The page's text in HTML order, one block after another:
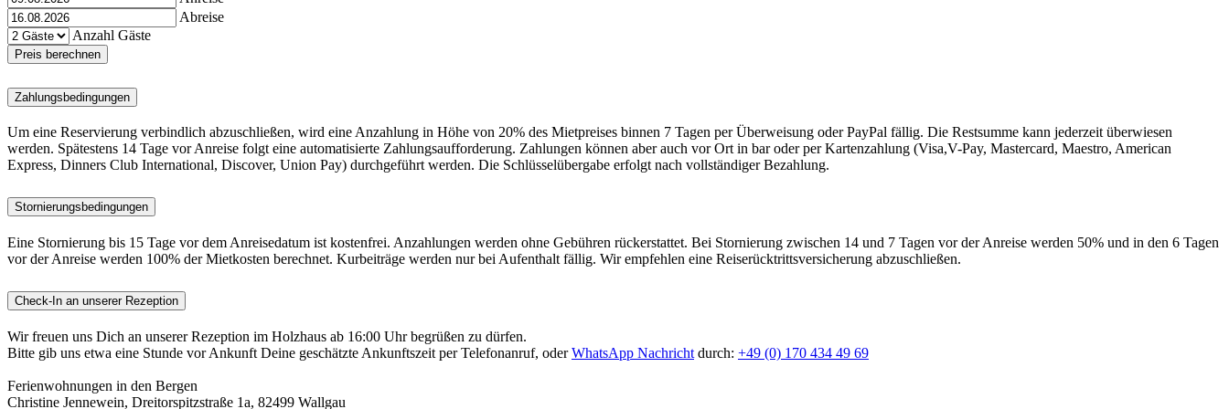
Abreise
Anzahl Gäste
Preis berechnen
Zahlungsbedingungen
Um eine Reservierung verbindlich abzuschließen, wird eine Anzahlung in Höhe von 20% des Mietpreises binnen 7 Tagen per Überweisung oder PayPal fällig. Die Restsumme kann jederzeit überwiesen
werden. Spätestens 14 Tage vor Anreise folgt eine automatisierte Zahlungsaufforderung. Zahlungen können aber auch vor Ort in bar oder per Kartenzahlung (Visa,V-Pay, Mastercard, Maestro, American
Express, Dinners Club International, Discover, Union Pay) durchgeführt werden. Die Schlüsselübergabe erfolgt nach vollständiger Bezahlung.
Stornierungsbedingungen
Eine Stornierung bis 15 Tage vor dem Anreisedatum ist kostenfrei. Anzahlungen werden ohne Gebühren rückerstattet. Bei Stornierung zwischen 14 und 7 Tagen vor der Anreise werden 50% und in den 6 Tagen
vor der Anreise werden 100% der Mietkosten berechnet. Kurbeiträge werden nur bei Aufenthalt fällig. Wir empfehlen eine Reiserücktrittsversicherung abzuschließen.
Check-In an unserer Rezeption
Wir freuen uns Dich an unserer Rezeption im Holzhaus ab 16:00 Uhr begrüßen zu dürfen.
Bitte gib uns etwa eine Stunde vor Ankunft Deine geschätzte Ankunftszeit per Telefonanruf, oderWhatsApp Nachricht durch: +49 (0) 170 434 49 69
Ferienwohnungen in den Bergen
Christine Jennewein, Dreitorspitzstraße 1a, 82499 Wallgau